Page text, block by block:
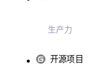
生产力
开源项目